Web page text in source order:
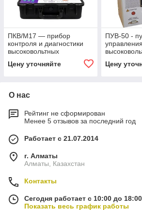
ПКВ/М17 — прибор
контроля и диагностики
высоковольтных
Цену уточняйте
ПУВ-50 -
управления
Цену
О нас
Рейтинг не сформирован
Менее 5 отзывов за последний год
Работает с 21.07.2014
г. Алматы
Алматы, Казахстан
Контакты
Сегодня работает с 10:00 до 18:00
Показать весь график работы